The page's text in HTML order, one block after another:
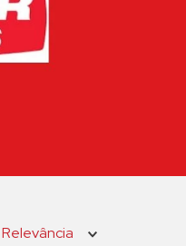
Relevância